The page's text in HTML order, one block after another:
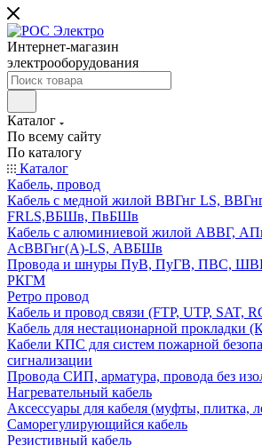
Интернет-магазин
электрооборудования
Каталог
По всему сайту
По каталогу
Каталог
Кабель, провод
Кабель с медной жилой ВВГнг LS,
FRLS,ВБШв, ПвБШв
Кабель с алюминиевой жилой АВВГ,
АсВВГнг(А)-LS, АВБШв
Провода и шнуры ПуВ, ПуГВ, ПВС,
РКГМ
Ретро провод
Кабель и провод связи (FTP, UTP, SAT,
Кабель для нестационарной прокладки
Кабели КПС для систем пожарной
сигнализации
Провода СИП, арматура, провода без
Нагревательный кабель
Аксессуары для кабеля (муфты, плитка,
Саморегулирующийся кабель
Резистивный кабель